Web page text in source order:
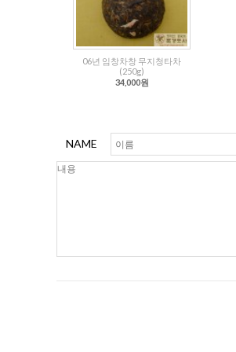
06년 임창차창 무지청타차
(250g)
34,000원
NAME